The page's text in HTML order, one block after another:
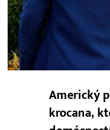
Americký
krocana,